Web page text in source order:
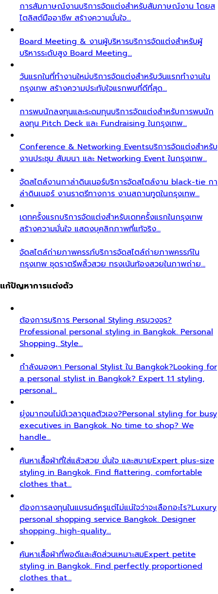
การสัมภาษณ์งานบริการจัดแต่งสำหรับสัมภาษณ์งาน โดยส
ไตลิสต์มืออาชีพ สร้างความมั่นใจ…
Board Meeting & งานผู้บริหารบริการจัดแต่งสำหรับผู้
บริหารระดับสูง Board Meeting…
วันแรกในที่ทำงานใหม่บริการจัดแต่งสำหรับวันแรกทำงานใน
กรุงเทพ สร้างความประทับใจแรกพบที่ดีที่สุด…
การพบนักลงทุนและระดมทุนบริการจัดแต่งสำหรับการพบนัก
ลงทุน Pitch Deck และ Fundraising ในกรุงเทพ…
Conference & Networking Eventsบริการจัดแต่งสำหรับ
งานประชุม สัมมนา และ Networking Event ในกรุงเทพ…
จัดสไตล์งานกาล่าดินเนอร์บริการจัดสไตล์งาน black-tie กา
ล่าดินเนอร์ งานราตรีทางการ งานสถานทูตในกรุงเทพ…
เดทครั้งแรกบริการจัดแต่งสำหรับเดทครั้งแรกในกรุงเทพ
สร้างความมั่นใจ แสดงบุคลิกภาพที่แท้จริง…
จัดสไตล์ถ่ายภาพครรภ์บริการจัดสไตล์ถ่ายภาพครรภ์ใน
กรุงเทพ ชุดราตรีพลิ้วสวย ทรงเน้นท้องสวยในภาพถ่าย…
แก้ปัญหาการแต่งตัว
ต้องการบริการ Personal Styling ครบวงจร?
Professional personal styling in Bangkok. Personal
Shopping, Style…
กำลังมองหา Personal Stylist ใน Bangkok?Looking for
a personal stylist in Bangkok? Expert 1:1 styling,
personal…
ยุ่งมากจนไม่มีเวลาดูแลตัวเอง?Personal styling for busy
executives in Bangkok. No time to shop? We
handle…
ค้นหาเสื้อผ้าที่ใส่แล้วสวย มั่นใจ และสบายExpert plus-size
styling in Bangkok. Find flattering, comfortable
clothes that…
ต้องการลงทุนในแบรนด์หรูแต่ไม่แน่ใจว่าจะเลือกอะไร?Luxury
personal shopping service Bangkok. Designer
shopping, high-quality…
ค้นหาเสื้อผ้าที่พอดีและสัดส่วนเหมาะสมExpert petite
styling in Bangkok. Find perfectly proportioned
clothes that…